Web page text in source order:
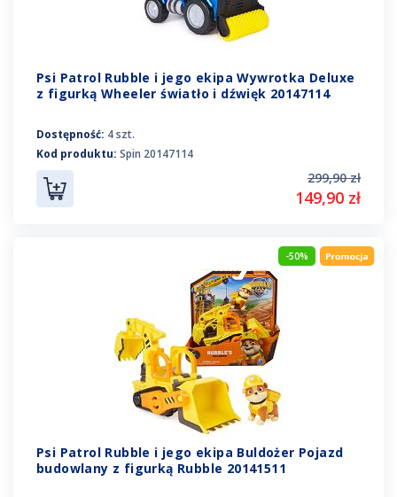
Psi Patrol Rubble i jego ekipa Wywrotka Deluxe
z figurką Wheeler światło i dźwięk 20147114
Dostępność: 4 szt.
Kod produktu: Spin 20147114
299,90 zł
149,90 zł
-50%
Psi Patrol Rubble i jego ekipa Buldożer Pojazd
budowlany z figurką Rubble 20141511